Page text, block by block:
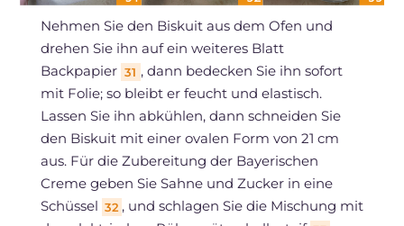
Nehmen Sie den Biskuit aus dem Ofen und
drehen Sie ihn auf ein weiteres Blatt
Backpapier 31 , dann bedecken Sie ihn sofort
mit Folie; so bleibt er feucht und elastisch.
Lassen Sie ihn abkühlen, dann schneiden Sie
den Biskuit mit einer ovalen Form von 21 cm
aus. Für die Zubereitung der Bayerischen
Creme geben Sie Sahne und Zucker in eine
Schüssel 32 , und schlagen Sie die Mischung mit